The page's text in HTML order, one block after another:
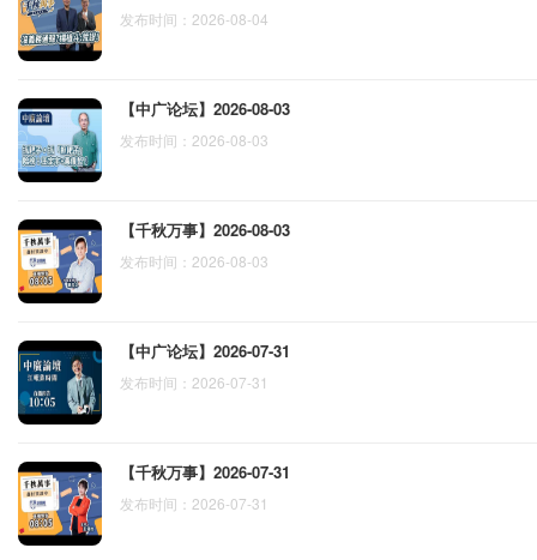
发布时间：2026-08-04
【中广论坛】2026-08-03
发布时间：2026-08-03
【千秋万事】2026-08-03
发布时间：2026-08-03
【中广论坛】2026-07-31
发布时间：2026-07-31
【千秋万事】2026-07-31
发布时间：2026-07-31